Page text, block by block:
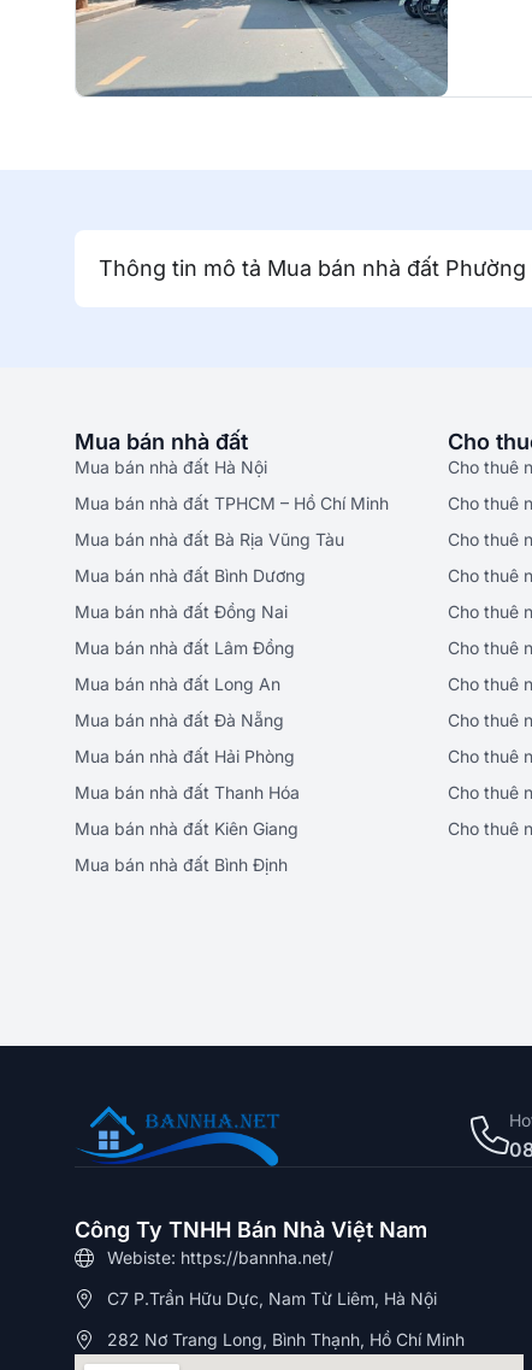
Thông tin mô tả Mua bán nhà đất Phường
Mua bán nhà đất
Mua bán nhà đất Hà Nội
Mua bán nhà đất TPHCM – Hồ Chí Minh
Mua bán nhà đất Bà Rịa Vũng Tàu
Mua bán nhà đất Bình Dương
Mua bán nhà đất Đồng Nai
Mua bán nhà đất Lâm Đồng
Mua bán nhà đất Long An
Mua bán nhà đất Đà Nẵng
Mua bán nhà đất Hải Phòng
Mua bán nhà đất Thanh Hóa
Mua bán nhà đất Kiên Giang
Mua bán nhà đất Bình Định
Cho
Cho thuê
Cho thuê
Cho thuê
Cho thuê
Cho thuê
Cho thuê
Cho thuê
Cho thuê
Cho thuê
Cho thuê
Cho thuê
Công Ty TNHH Bán Nhà Việt Nam
Webiste: https://bannha.net/
C7 P.Trần Hữu Dực, Nam Từ Liêm, Hà Nội
282 Nơ Trang Long, Bình Thạnh, Hồ Chí Minh